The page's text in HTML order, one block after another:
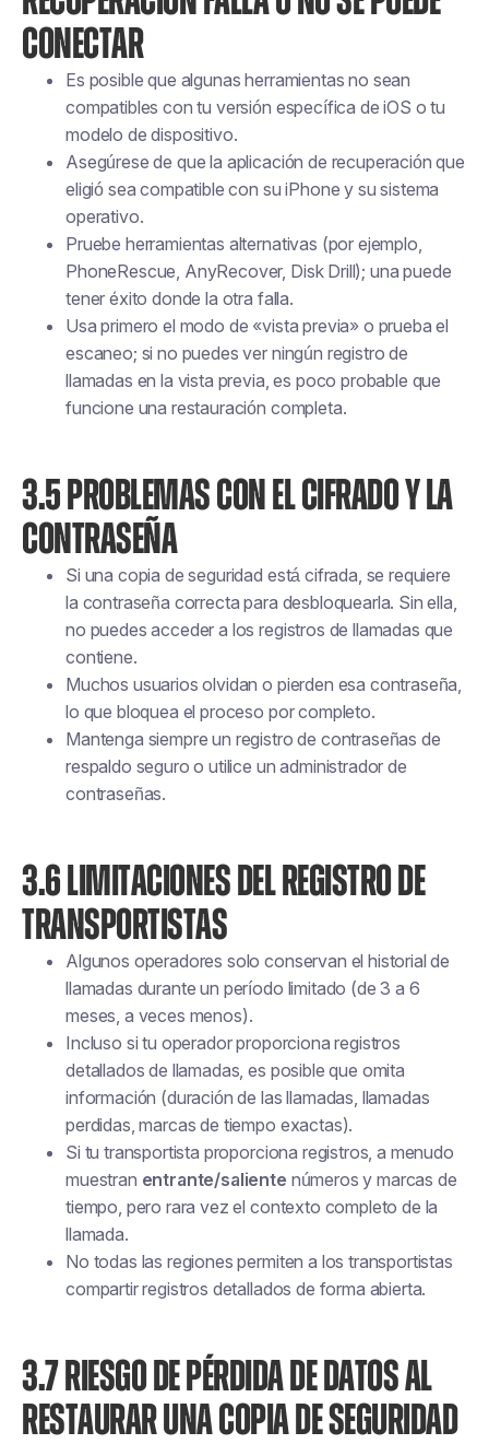
CONECTAR
Es posible que algunas herramientas no sean
compatibles con tu versión específica de iOS o tu
modelo de dispositivo.
Asegúrese de que la aplicación de recuperación que
eligió sea compatible con su iPhone y su sistema
operativo.
Pruebe herramientas alternativas (por ejemplo,
PhoneRescue, AnyRecover, Disk Drill); una puede
tener éxito donde la otra falla.
Usa primero el modo de «vista previa» o prueba el
escaneo; si no puedes ver ningún registro de
llamadas en la vista previa, es poco probable que
funcione una restauración completa.
3.5 PROBLEMAS CON EL CIFRADO Y LA
CONTRASEÑA
Si una copia de seguridad está cifrada, se requiere
la contraseña correcta para desbloquearla. Sin ella,
no puedes acceder a los registros de llamadas que
contiene.
Muchos usuarios olvidan o pierden esa contraseña,
lo que bloquea el proceso por completo.
Mantenga siempre un registro de contraseñas de
respaldo seguro o utilice un administrador de
contraseñas.
3.6 LIMITACIONES DEL REGISTRO DE
TRANSPORTISTAS
Algunos operadores solo conservan el historial de
llamadas durante un período limitado (de 3 a 6
meses, a veces menos).
Incluso si tu operador proporciona registros
detallados de llamadas, es posible que omita
información (duración de las llamadas, llamadas
perdidas, marcas de tiempo exactas).
Si tu transportista proporciona registros, a menudo
muestran entrante/saliente números y marcas de
tiempo, pero rara vez el contexto completo de la
llamada.
No todas las regiones permiten a los transportistas
compartir registros detallados de forma abierta.
3.7 RIESGO DE PÉRDIDA DE DATOS AL
RESTAURAR UNA COPIA DE SEGURIDAD